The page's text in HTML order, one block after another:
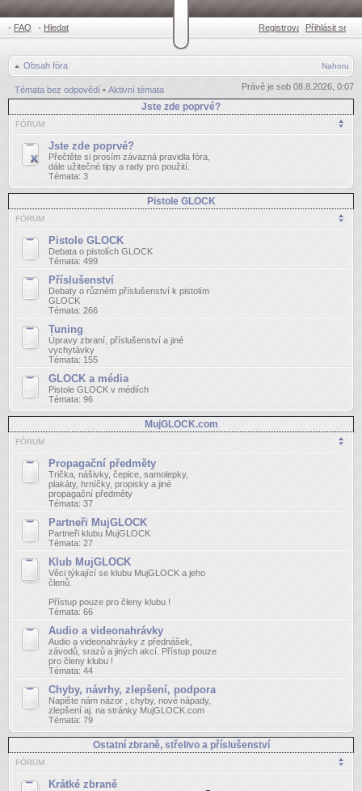
• FAQ • Hledat Registrovat •Přihlásit se
Obsah fóra Nahoru
Právě je sob 08.8.2026, 0:07
Témata bez odpovědí • Aktivní témata
Jste zde poprvé?
FÓRUM
Jste zde poprvé?
Přečtěte si prosím závazná pravidla fóra,
dále užitečné tipy a rady pro použití.
Témata: 3
Pistole GLOCK
FÓRUM
Pistole GLOCK
Debata o pistolích GLOCK
Témata: 499
Příslušenství
Debaty o různém příslušenství k pistolím
GLOCK
Témata: 266
Tuning
Úpravy zbraní, příslušenství a jiné
vychytávky
Témata: 155
GLOCK a média
Pistole GLOCK v médiích
Témata: 96
MujGLOCK.com
FÓRUM
Propagační předměty
Trička, nášivky, čepice, samolepky,
plakáty, hrníčky, propisky a jiné
propagační předměty
Témata: 37
Partneři MujGLOCK
Partneři klubu MujGLOCK
Témata: 27
Klub MujGLOCK
Věci týkající se klubu MujGLOCK a jeho
členů.
Přístup pouze pro členy klubu !
Témata: 66
Audio a videonahrávky
Audio a videonahrávky z přednášek,
závodů, srazů a jiných akcí. Přístup pouze
pro členy klubu !
Témata: 44
Chyby, návrhy, zlepšení, podpora
Napište nám názor , chyby, nové nápady,
zlepšení aj. na stránky MujGLOCK.com
Témata: 79
Ostatní zbraně, střelivo a příslušenství
FÓRUM
Krátké zbraně